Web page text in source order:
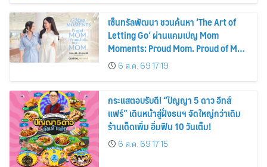
เซ็นทรัลพัฒนา ชวนค้นหา ‘The Art of
Letting Go’ ผ่านแคมเปญ Mom
Moments: Proud Mom. Proud of My
Mom.6 ส.ค. 69 17:19
กระแสตอบรับดี! “ปัญญา 5 ดาว อีทส์
แฟร์” เดินหน้าสู่ฝั่งธนฯ จัดใหญ่กว่าเดิม
ร้านเด็ดเพิ่ม อิ่มฟิน 10 วันเต็ม!
6 ส.ค. 69 17:15